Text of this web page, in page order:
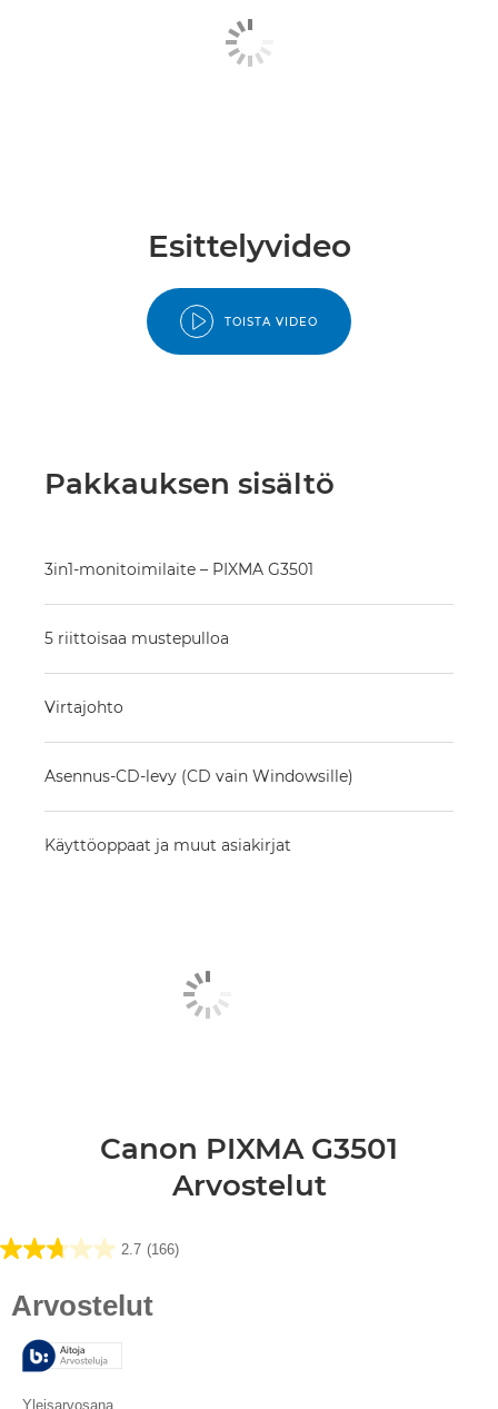
Esittelyvideo
TOISTA VIDEO
Pakkauksen sisältö
3in1-monitoimilaite – PIXMA G3501
5 riittoisaa mustepulloa
Virtajohto
Asennus-CD-levy (CD vain Windowsille)
Käyttöoppaat ja muut asiakirjat
Canon PIXMA G3501
Arvostelut
2.7 (166)
2.7/5
166